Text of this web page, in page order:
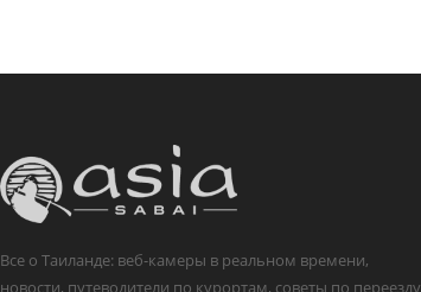
Все о Таиланде: веб-камеры в реальном времени,
новости, путеводители по курортам, советы по переезду